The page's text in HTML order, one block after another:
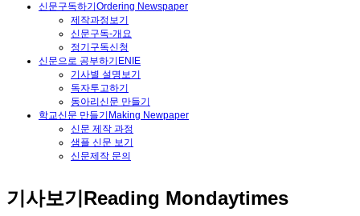
신문구독하기 Ordering Newspaper
제작과정보기
신문구독-개요
정기구독신청
신문으로 공부하기 ENIE
기사별 설명보기
독자투고하기
동아리신문 만들기
학교신문 만들기 Making Newpaper
신문 제작 과정
샘플 신문 보기
신문제작 문의
기사보기 Reading Mondaytimes